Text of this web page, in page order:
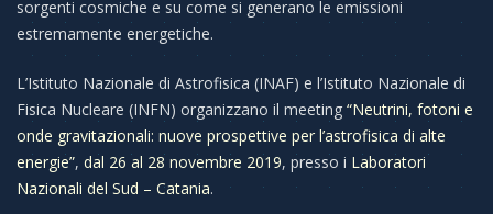
sorgenti cosmiche e su come si generano le emissioni
estremamente energetiche.
L’Istituto Nazionale di Astrofisica (INAF) e l’Istituto Nazionale di
Fisica Nucleare (INFN) organizzano il meeting “Neutrini, fotoni e
onde gravitazionali: nuove prospettive per l’astrofisica di alte
energie”, dal 26 al 28 novembre 2019, presso i Laboratori
Nazionali del Sud – Catania.